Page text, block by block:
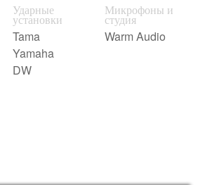
Ударные
установки
Tama
Yamaha
DW
Микрофоны и
студия
Warm Audio